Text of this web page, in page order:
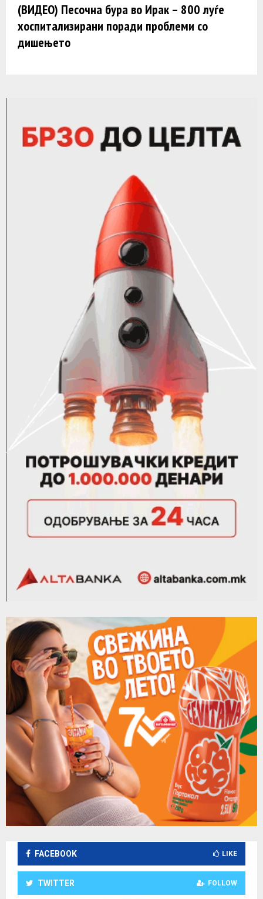
(ВИДЕО) Песочна бура во Ирак – 800 луѓе
хоспитализирани поради проблеми со
дишењето
FACEBOOK LIKE
TWITTER FOLLOW